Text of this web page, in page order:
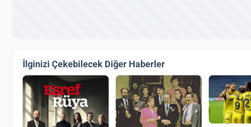
İlginizi Çekebilecek Diğer Haberler